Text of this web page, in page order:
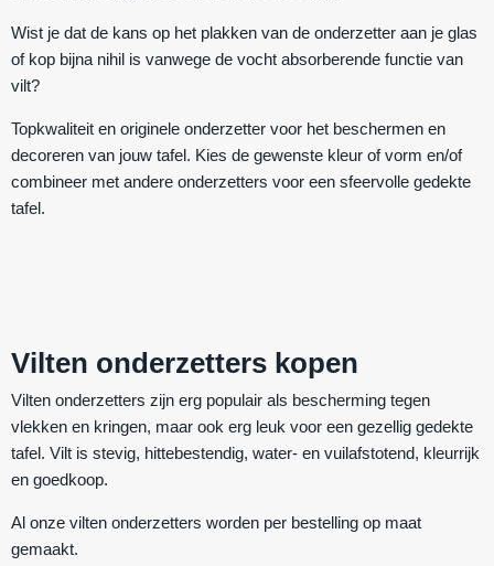
Wist je dat de kans op het plakken van de onderzetter aan je glas
of kop bijna nihil is vanwege de vocht absorberende functie van
vilt?
Topkwaliteit en originele onderzetter voor het beschermen en
decoreren van jouw tafel. Kies de gewenste kleur of vorm en/of
combineer met andere onderzetters voor een sfeervolle gedekte
tafel.
Vilten onderzetters kopen
Vilten onderzetters zijn erg populair als bescherming tegen
vlekken en kringen, maar ook erg leuk voor een gezellig gedekte
tafel. Vilt is stevig, hittebestendig, water- en vuilafstotend, kleurrijk
en goedkoop.
Al onze vilten onderzetters worden per bestelling op maat
gemaakt.